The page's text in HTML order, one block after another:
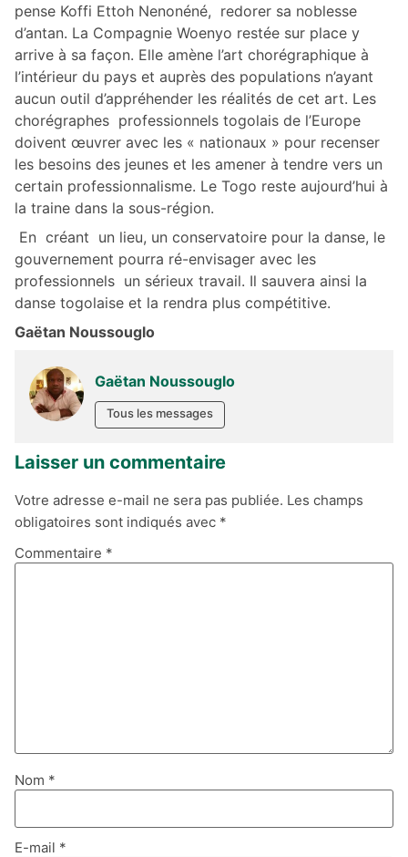
pense Koffi Ettoh Nenonéné, redorer sa noblesse
d’antan. La Compagnie Woenyo restée sur place y
arrive à sa façon. Elle amène l’art chorégraphique à
l’intérieur du pays et auprès des populations n’ayant
aucun outil d’appréhender les réalités de cet art. Les
chorégraphes professionnels togolais de l’Europe
doivent œuvrer avec les « nationaux » pour recenser
les besoins des jeunes et les amener à tendre vers un
certain professionnalisme. Le Togo reste aujourd’hui à
la traine dans la sous-région.
En créant un lieu, un conservatoire pour la danse, le
gouvernement pourra ré-envisager avec les
professionnels un sérieux travail. Il sauvera ainsi la
danse togolaise et la rendra plus compétitive.
Gaëtan Noussouglo
Gaëtan Noussouglo
Tous les messages
Laisser un commentaire
Votre adresse e-mail ne sera pas publiée. Les champs
obligatoires sont indiqués avec *
Commentaire *
Nom *
E-mail *